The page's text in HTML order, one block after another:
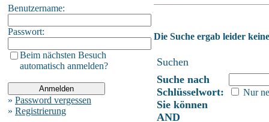
Benutzername:
Passwort:
Beim nächsten Besuch
automatisch anmelden?
» Password vergessen
» Registrierung
Die Suche ergab leider
Suchen
Suche nach
Schlüsselwort:
Sie können
AND
Nur